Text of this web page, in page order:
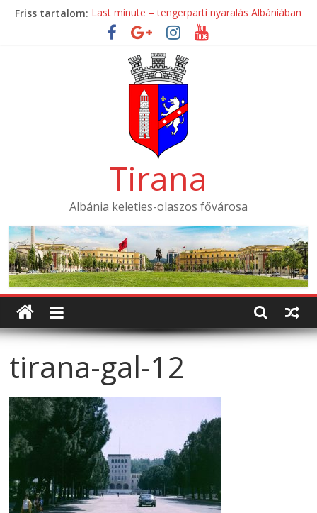
SkipFriss tartalom: Last minute – tengerparti nyaralás Albániában
Mondial Hotel ****
Mak Albania Hotel *****
La Bohème Hotel ****
Tirana International Hotel ****
Tirana
Albánia keleties-olaszos fővárosa
tirana-gal-12